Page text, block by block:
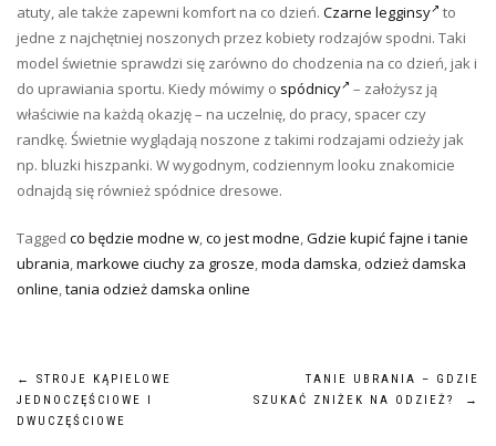
atuty, ale także zapewni komfort na co dzień. Czarne legginsy
to
jedne z najchętniej noszonych przez kobiety rodzajów spodni. Taki
model świetnie sprawdzi się zarówno do chodzenia na co dzień, jak i
do uprawiania sportu. Kiedy mówimy o spódnicy
– założysz ją
właściwie na każdą okazję – na uczelnię, do pracy, spacer czy
randkę. Świetnie wyglądają noszone z takimi rodzajami odzieży jak
np. bluzki hiszpanki. W wygodnym, codziennym looku znakomicie
odnajdą się również spódnice dresowe.
Tagged co będzie modne w,co jest modne,Gdzie kupić fajne i tanie
ubrania,markowe ciuchy za grosze,moda damska,odzież damska
online,tania odzież damska online
Nawigacja
wpisu
←
STROJE KĄPIELOWE
JEDNOCZĘŚCIOWE I
DWUCZĘŚCIOWE
TANIE UBRANIA – GDZIE
SZUKAĆ ZNIŻEK NA ODZIEŻ?
→